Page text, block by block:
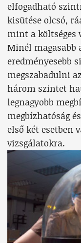
elfogadható
kisütése olcsó,
mint a költséges
Minél magasabb
eredményesebb
megszabadulni
három szintet
legnagyobb
megbízhatóság
első két esetben
vizsgálatokra.